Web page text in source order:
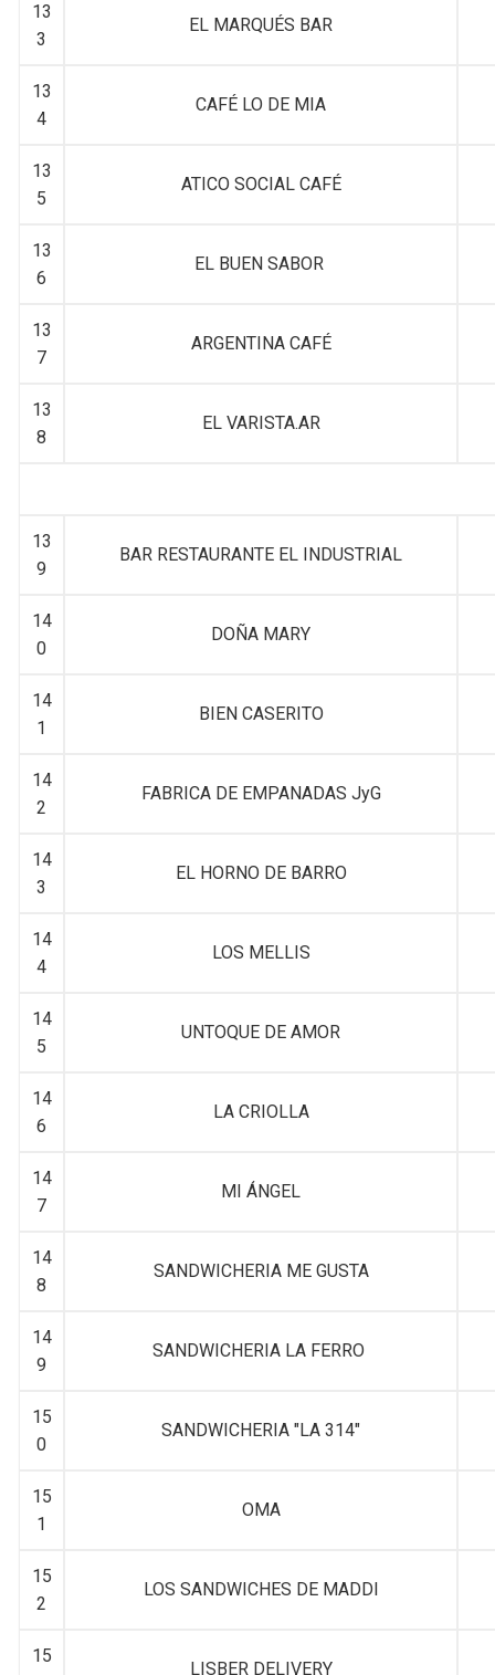
13
3
EL MARQUÉS BAR
13
4
CAFÉ LO DE MIA
13
5
ATICO SOCIAL CAFÉ
13
6
EL BUEN SABOR
13
7
ARGENTINA CAFÉ
13
8
EL VARISTA.AR
13
9
BAR RESTAURANTE EL INDUSTRIAL
14
0
DOÑA MARY
14
1
BIEN CASERITO
14
2
FABRICA DE EMPANADAS JyG
14
3
EL HORNO DE BARRO
14
4
LOS MELLIS
14
5
UNTOQUE DE AMOR
14
6
LA CRIOLLA
14
7
MI ÁNGEL
14
8
SANDWICHERIA ME GUSTA
14
9
SANDWICHERIA LA FERRO
15
0
SANDWICHERIA "LA 314"
15
1
OMA
15
2
LOS SANDWICHES DE MADDI
15
LISBER DELIVERY